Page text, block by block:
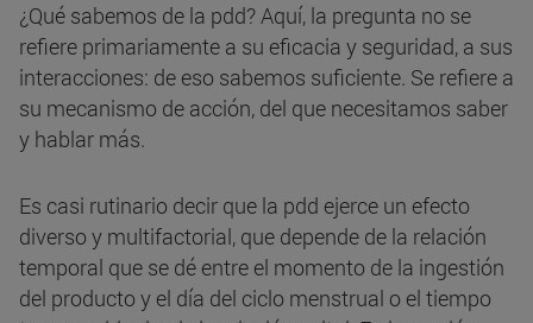
¿Qué sabemos de la pdd? Aquí, la pregunta no se
refiere primariamente a su eficacia y seguridad, a sus
interacciones: de eso sabemos suficiente. Se refiere a
su mecanismo de acción, del que necesitamos saber
y hablar más.
Es casi rutinario decir que la pdd ejerce un efecto
diverso y multifactorial, que depende de la relación
temporal que se dé entre el momento de la ingestión
del producto y el día del ciclo menstrual o el tiempo